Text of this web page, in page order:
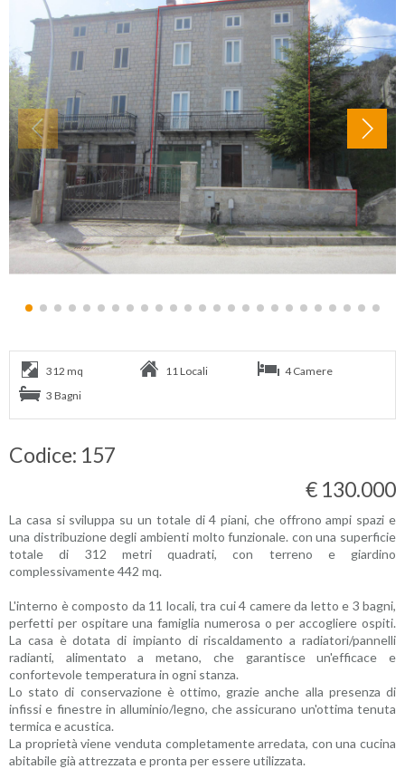
312 mq 11 Locali
4 Camere
3 Bagni
Codice: 157
€ 130.000
La casa si sviluppa su un totale di 4 piani, che offrono ampi spazi e
una distribuzione degli ambienti molto funzionale. con una superficie
totale di 312 metri quadrati, con terreno e giardino
complessivamente 442 mq.
L'interno è composto da 11 locali, tra cui 4 camere da letto e 3 bagni,
perfetti per ospitare una famiglia numerosa o per accogliere ospiti.
La casa è dotata di impianto di riscaldamento a radiatori/pannelli
radianti, alimentato a metano, che garantisce un'efficace e
confortevole temperatura in ogni stanza.
Lo stato di conservazione è ottimo, grazie anche alla presenza di
infissi e finestre in alluminio/legno, che assicurano un'ottima tenuta
termica e acustica.
La proprietà viene venduta completamente arredata, con una cucina
abitabile già attrezzata e pronta per essere utilizzata.